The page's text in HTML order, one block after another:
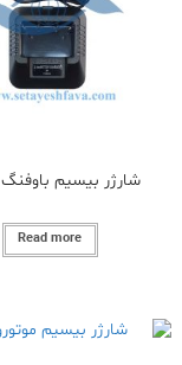
شارژر بیسیم باوفنگ UV05
Read more